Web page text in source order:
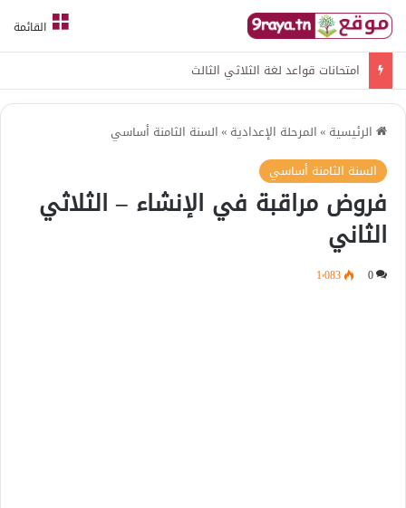
القائمة
امتحانات قواعد لغة الثلاثي الثالث
الرئيسية »المرحلة الإعدادية »السنة الثامنة أساسي
السنة الثامنة أساسي
فروض مراقبة في الإنشاء – الثلاثي
الثاني
0 1٬083